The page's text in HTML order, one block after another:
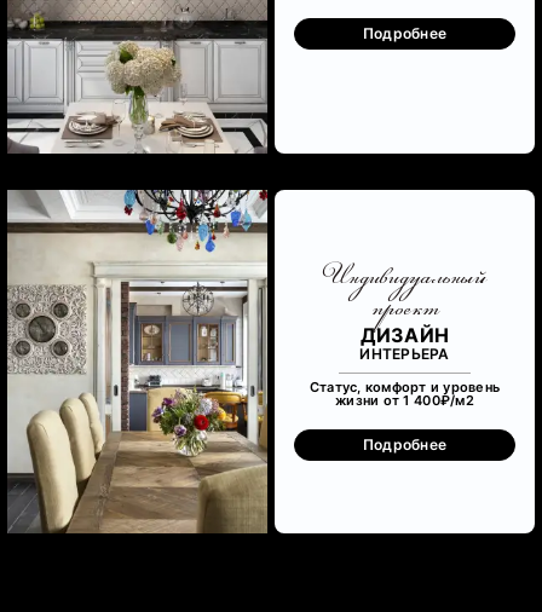
Подробнее
Индивидуальный
проект
ДИЗАЙН
ИНТЕРЬЕРА
Статус, комфорт и уровень
жизни от 1 400₽/м2
Подробнее